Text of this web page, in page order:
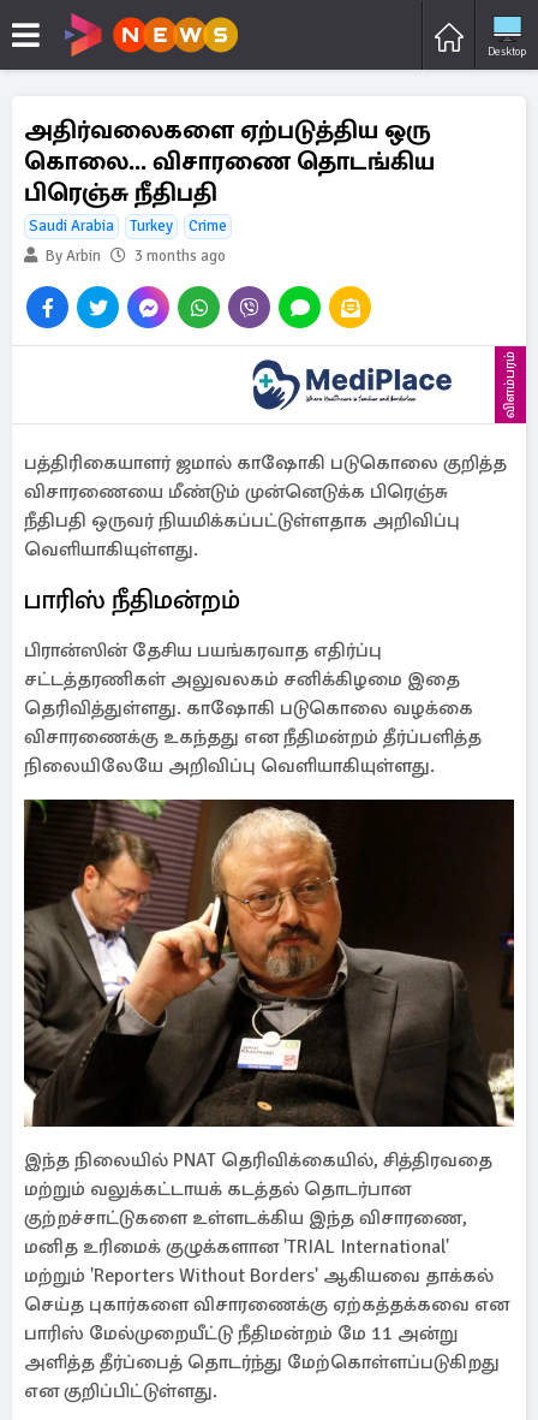
Desktop
அதிர்வலைகளை ஏற்படுத்திய ஒரு
கொலை... விசாரணை தொடங்கிய
பிரெஞ்சு நீதிபதி
Saudi Arabia Turkey
Crime
By Arbin
3 months ago
விளம்பரம்
பத்திரிகையாளர் ஜமால் காஷோகி படுகொலை குறித்த
விசாரணையை மீண்டும் முன்னெடுக்க பிரெஞ்சு
நீதிபதி ஒருவர் நியமிக்கப்பட்டுள்ளதாக அறிவிப்பு
வெளியாகியுள்ளது.
பாரிஸ் நீதிமன்றம்
பிரான்ஸின் தேசிய பயங்கரவாத எதிர்ப்பு
சட்டத்தரணிகள் அலுவலகம் சனிக்கிழமை இதை
தெரிவித்துள்ளது. காஷோகி படுகொலை வழக்கை
விசாரணைக்கு உகந்தது என நீதிமன்றம் தீர்ப்பளித்த
நிலையிலேயே அறிவிப்பு வெளியாகியுள்ளது.
இந்த நிலையில் PNAT தெரிவிக்கையில், சித்திரவதை
மற்றும் வலுக்கட்டாயக் கடத்தல் தொடர்பான
குற்றச்சாட்டுகளை உள்ளடக்கிய இந்த விசாரணை,
மனித உரிமைக் குழுக்களான 'TRIAL International'
மற்றும் 'Reporters Without Borders' ஆகியவை தாக்கல்
செய்த புகார்களை விசாரணைக்கு ஏற்கத்தக்கவை என
பாரிஸ் மேல்முறையீட்டு நீதிமன்றம் மே 11 அன்று
அளித்த தீர்ப்பைத் தொடர்ந்து மேற்கொள்ளப்படுகிறது
என குறிப்பிட்டுள்ளது.